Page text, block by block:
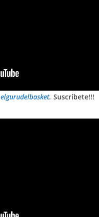
elgurudelbasket. Suscríbete!!!